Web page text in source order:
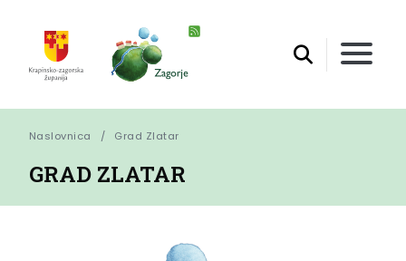
Naslovnica Grad Zlatar
GRAD ZLATAR